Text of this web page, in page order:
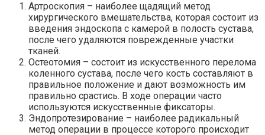
Артроскопия – наиболее щадящий метод
хирургического вмешательства, которая состоит из
введения эндоскопа с камерой в полость сустава,
после чего удаляются поврежденные участки
тканей.
Остеотомия – состоит из искусственного перелома
коленного сустава, после чего кость составляют в
правильное положение и дают возможность им
правильно срастись. В ходе операции часто
используются искусственные фиксаторы.
Эндопротезирование – наиболее радикальный
метод операции в процессе которого происходит